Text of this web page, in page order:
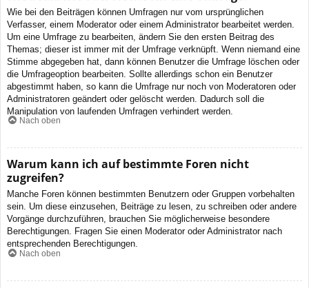
Wie bei den Beiträgen können Umfragen nur vom ursprünglichen
Verfasser, einem Moderator oder einem Administrator bearbeitet werden.
Um eine Umfrage zu bearbeiten, ändern Sie den ersten Beitrag des
Themas; dieser ist immer mit der Umfrage verknüpft. Wenn niemand eine
Stimme abgegeben hat, dann können Benutzer die Umfrage löschen oder
die Umfrageoption bearbeiten. Sollte allerdings schon ein Benutzer
abgestimmt haben, so kann die Umfrage nur noch von Moderatoren oder
Administratoren geändert oder gelöscht werden. Dadurch soll die
Manipulation von laufenden Umfragen verhindert werden.
Nach oben
Warum kann ich auf bestimmte Foren nicht
zugreifen?
Manche Foren können bestimmten Benutzern oder Gruppen vorbehalten
sein. Um diese einzusehen, Beiträge zu lesen, zu schreiben oder andere
Vorgänge durchzuführen, brauchen Sie möglicherweise besondere
Berechtigungen. Fragen Sie einen Moderator oder Administrator nach
entsprechenden Berechtigungen.
Nach oben